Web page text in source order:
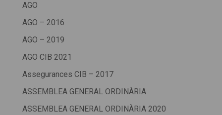
AGO
AGO – 2016
AGO – 2019
AGO CIB 2021
Assegurances CIB – 2017
ASSEMBLEA GENERAL ORDINÀRIA
ASSEMBLEA GENERAL ORDINÀRIA 2020